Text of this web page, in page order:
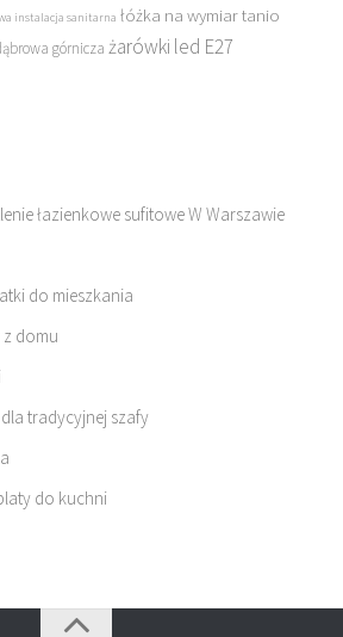
instalacja sanitarna łóżka na wymiar tanio
górnicza żarówki led E27
łazienkowe sufitowe W Warszawie
do mieszkania
domu
tradycyjnej szafy
do kuchni